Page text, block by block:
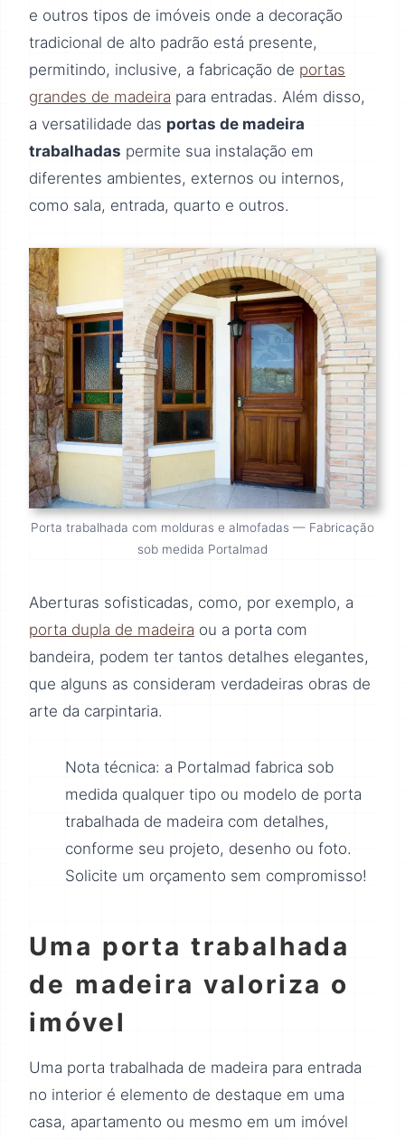
e outros tipos de imóveis onde a decoração
tradicional de alto padrão está presente,
permitindo, inclusive, a fabricação de portas
grandes de madeira para entradas. Além disso,
a versatilidade das portas de madeira
trabalhadas permite sua instalação em
diferentes ambientes, externos ou internos,
como sala, entrada, quarto e outros.
Porta trabalhada com molduras e almofadas — Fabricação
sob medida Portalmad
Aberturas sofisticadas, como, por exemplo, a
porta dupla de madeira ou a porta com
bandeira, podem ter tantos detalhes elegantes,
que alguns as consideram verdadeiras obras de
arte da carpintaria.
Nota técnica: a Portalmad fabrica sob
medida qualquer tipo ou modelo de porta
trabalhada de madeira com detalhes,
conforme seu projeto, desenho ou foto.
Solicite um orçamento sem compromisso!
Uma porta trabalhada
de madeira valoriza o
imóvel
Uma porta trabalhada de madeira para entrada
no interior é elemento de destaque em uma
casa, apartamento ou mesmo em um imóvel